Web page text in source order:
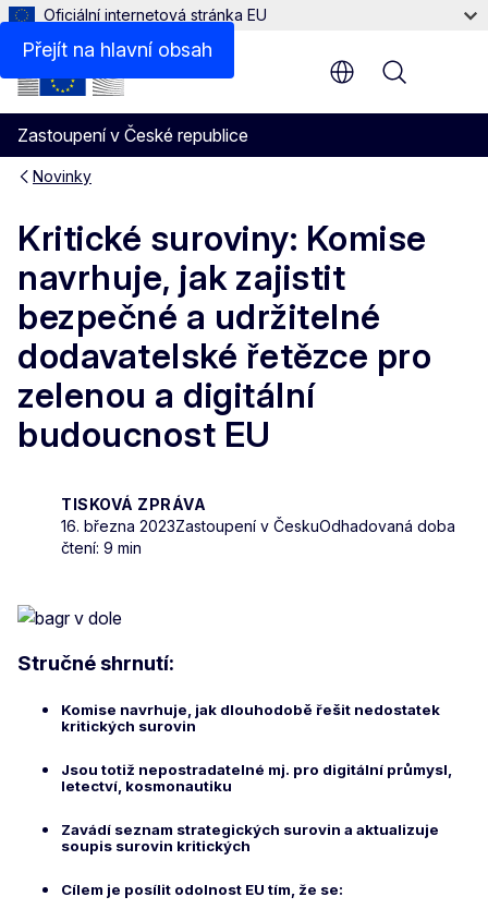
Přejít na hlavní obsah
Oficiální internetová stránka EU
Zastoupení v České republice
Menu
Novinky
Kritické suroviny: Komise
navrhuje, jak zajistit
bezpečné a udržitelné
dodavatelské řetězce pro
zelenou a digitální
budoucnost EU
TISKOVÁ ZPRÁVA
16. března 2023Zastoupení v ČeskuOdhadovaná doba
čtení: 9 min
Stručné shrnutí:
Komise navrhuje, jak dlouhodobě řešit nedostatek
kritických surovin
Jsou totiž nepostradatelné mj. pro digitální průmysl,
letectví, kosmonautiku
Zavádí seznam strategických surovin a aktualizuje
soupis surovin kritických
Cílem je posílit odolnost EU tím, že se: